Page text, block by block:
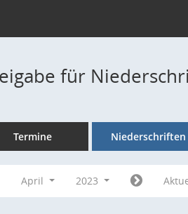
für
Termine Niederschriften
April 2023